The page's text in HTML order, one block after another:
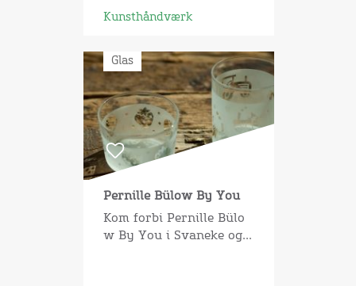
Kunsthåndværk
Glas
Pernille Bülow By You
Kom forbi Pernille Bülo
w By You i Svaneke og...